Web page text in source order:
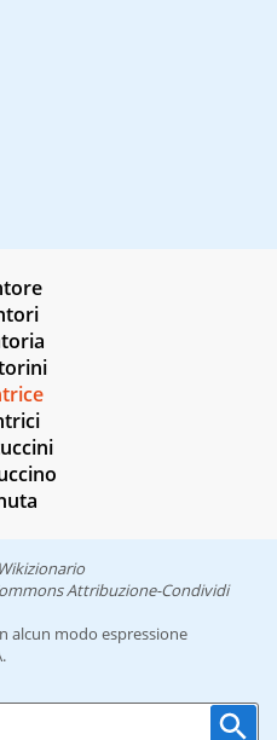
Wikizionario
Attribuzione-Condividi
alcun modo espressione